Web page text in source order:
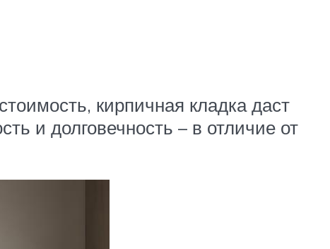
кирпичная кладка даст
и долговечность – в отличие от